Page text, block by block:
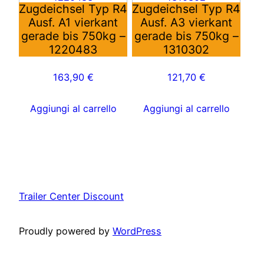
Zugdeichsel Typ R4
Ausf. A1 vierkant
gerade bis 750kg –
1220483
163,90 €
Aggiungi al carrello
Zugdeichsel Typ R4
Ausf. A3 vierkant
gerade bis 750kg –
1310302
121,70 €
Aggiungi al carrello
Trailer Center Discount
Proudly powered by WordPress